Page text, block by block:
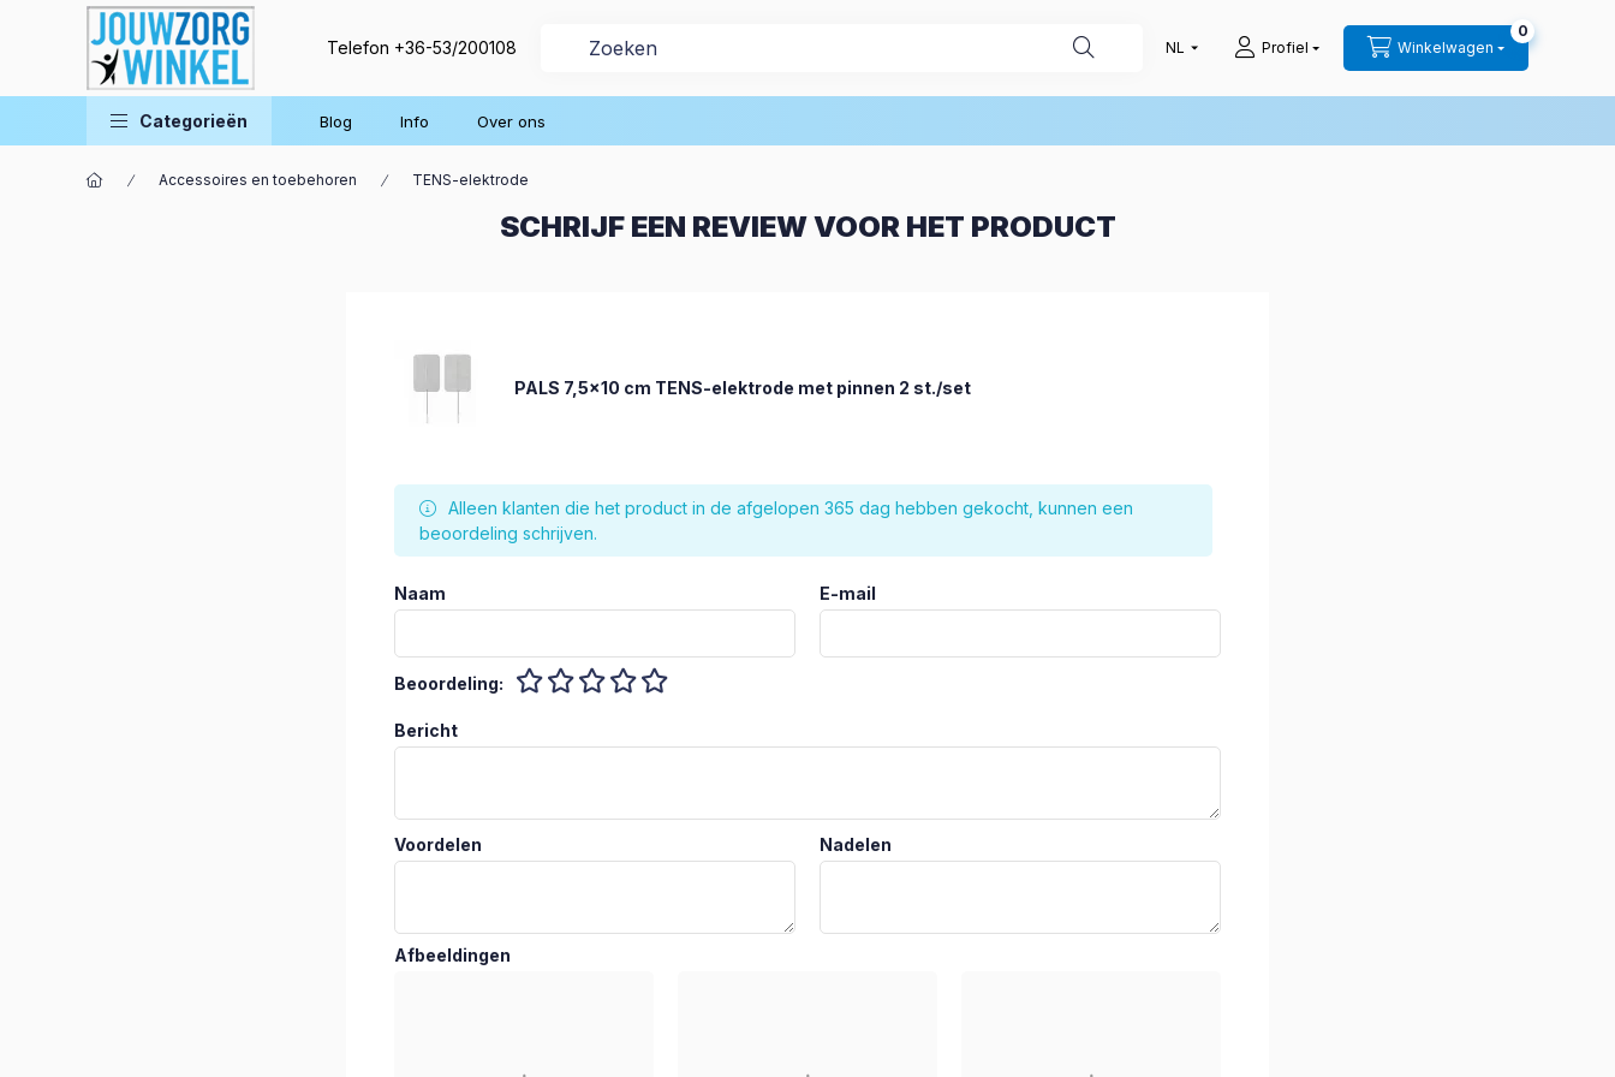
Telefon +36-53/200108 Profiel Winkelwagen
0
Categorieën Blog Info Over ons
Accessoires en toebehoren TENS-elektrode
SCHRIJF EEN REVIEW VOOR HET PRODUCT
PALS 7,5x10 cm TENS-elektrode met pinnen 2 st./set
Alleen klanten die het product in de afgelopen 365 dag hebben gekocht, kunnen een
beoordeling schrijven.
Naam E-mail
Beoordeling:
Bericht
Voordelen Nadelen
Afbeeldingen